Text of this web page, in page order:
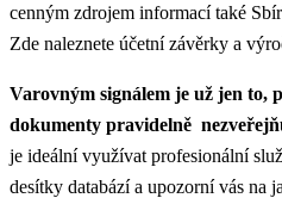
cenným zdrojem informací také
Zde naleznete účetní závěrky a
Varovným signálem je už jen to,
dokumenty pravidelně
je ideální využívat profesionální
desítky databází a upozorní vás na